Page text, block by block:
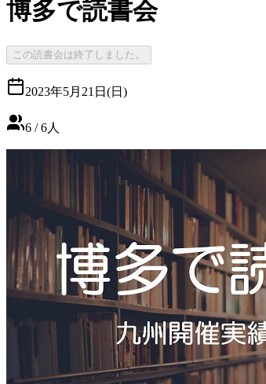
博多で読書会
この読書会は終了しました。
2023年5月21日(日)
6 /6人